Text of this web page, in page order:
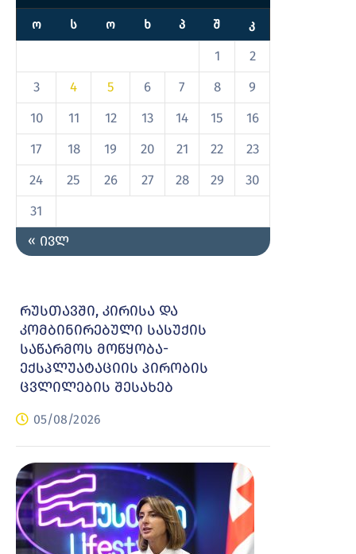
Ო Ს Ო Ხ Პ Შ Კ
1
2
3
4 5 6 7 8
9
10
11 12 13 14 15
16
17
18 19 20 21 22
23
24
25 26 27 28 29
30
31
« ივლ
რუსთავში, კირისა და
კომბინირებული სასუქის
საწარმოს მოწყობა-
ექსპლუატაციის პირობის
ცვლილების შესახებ
05/08/2026